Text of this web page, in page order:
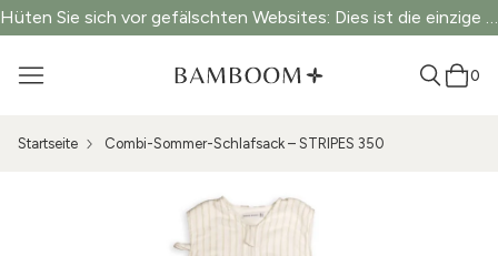
Hüten Sie sich vor gefälschten Websites: Dies ist die einzige offizielle Website.
0
Startseite Combi-Sommer-Schlafsack – STRIPES 350